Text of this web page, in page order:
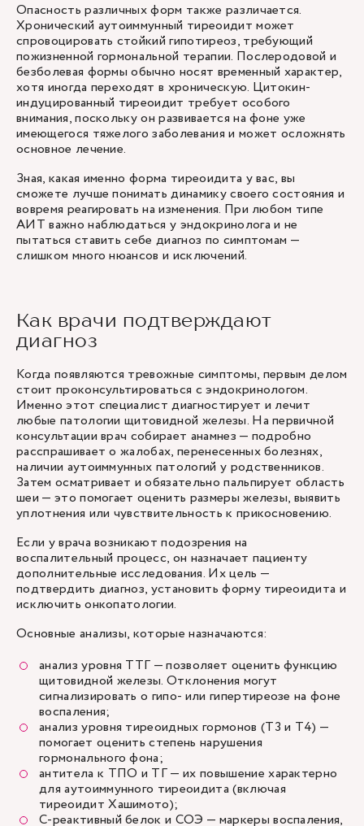
Опасность различных форм также различается.
Хронический аутоиммунный тиреоидит может
спровоцировать стойкий гипотиреоз, требующий
пожизненной гормональной терапии. Послеродовой и
безболевая формы обычно носят временный характер,
хотя иногда переходят в хроническую. Цитокин-
индуцированный тиреоидит требует особого
внимания, поскольку он развивается на фоне уже
имеющегося тяжелого заболевания и может осложнять
основное лечение.
Зная, какая именно форма тиреоидита у вас, вы
сможете лучше понимать динамику своего состояния и
вовремя реагировать на изменения. При любом типе
АИТ важно наблюдаться у эндокринолога и не
пытаться ставить себе диагноз по симптомам —
слишком много нюансов и исключений.
Как врачи подтверждают
диагноз
Когда появляются тревожные симптомы, первым делом
стоит проконсультироваться с эндокринологом.
Именно этот специалист диагностирует и лечит
любые патологии щитовидной железы. На первичной
консультации врач собирает анамнез — подробно
расспрашивает о жалобах, перенесенных болезнях,
наличии аутоиммунных патологий у родственников.
Затем осматривает и обязательно пальпирует область
шеи — это помогает оценить размеры железы, выявить
уплотнения или чувствительность к прикосновению.
Если у врача возникают подозрения на
воспалительный процесс, он назначает пациенту
дополнительные исследования. Их цель —
подтвердить диагноз, установить форму тиреоидита и
исключить онкопатологии.
Основные анализы, которые назначаются:
анализ уровня ТТГ — позволяет оценить функцию
щитовидной железы. Отклонения могут
сигнализировать о гипо- или гипертиреозе на фоне
воспаления;
анализ уровня тиреоидных гормонов (Т3 и Т4) —
помогает оценить степень нарушения
гормонального фона;
антитела к ТПО и ТГ — их повышение характерно
для аутоиммунного тиреоидита (включая
тиреоидит Хашимото);
С-реактивный белок и СОЭ — маркеры воспаления,